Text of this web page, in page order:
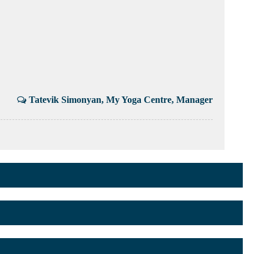
Tatevik Simonyan, My Yoga Centre, Manager